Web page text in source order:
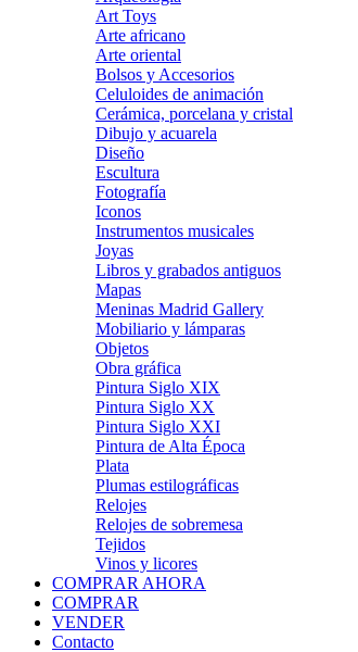
Art Toys
Arte africano
Arte oriental
Bolsos y Accesorios
Celuloides de animación
Cerámica, porcelana y cristal
Dibujo y acuarela
Diseño
Escultura
Fotografía
Iconos
Instrumentos musicales
Joyas
Libros y grabados antiguos
Mapas
Meninas Madrid Gallery
Mobiliario y lámparas
Objetos
Obra gráfica
Pintura Siglo XIX
Pintura Siglo XX
Pintura Siglo XXI
Pintura de Alta Época
Plata
Plumas estilográficas
Relojes
Relojes de sobremesa
Tejidos
Vinos y licores
COMPRAR AHORA
COMPRAR
VENDER
Contacto